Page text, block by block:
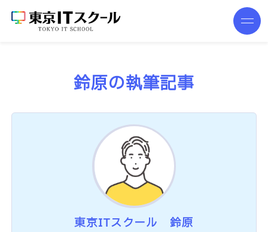
鈴原の執筆記事
東京ITスクール 鈴原